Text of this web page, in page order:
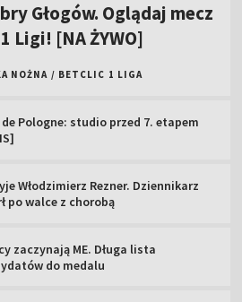
Głogów. Oglądaj mecz
Ligi! [NA ŻYWO]
NOŻNA / BETCLIC 1 LIGA
Pologne: studio przed 7. etapem
Włodzimierz Rezner. Dziennikarz
po walce z chorobą
zaczynają ME. Długa lista
do medalu